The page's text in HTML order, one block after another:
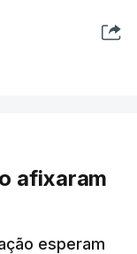
afixaram
esperam